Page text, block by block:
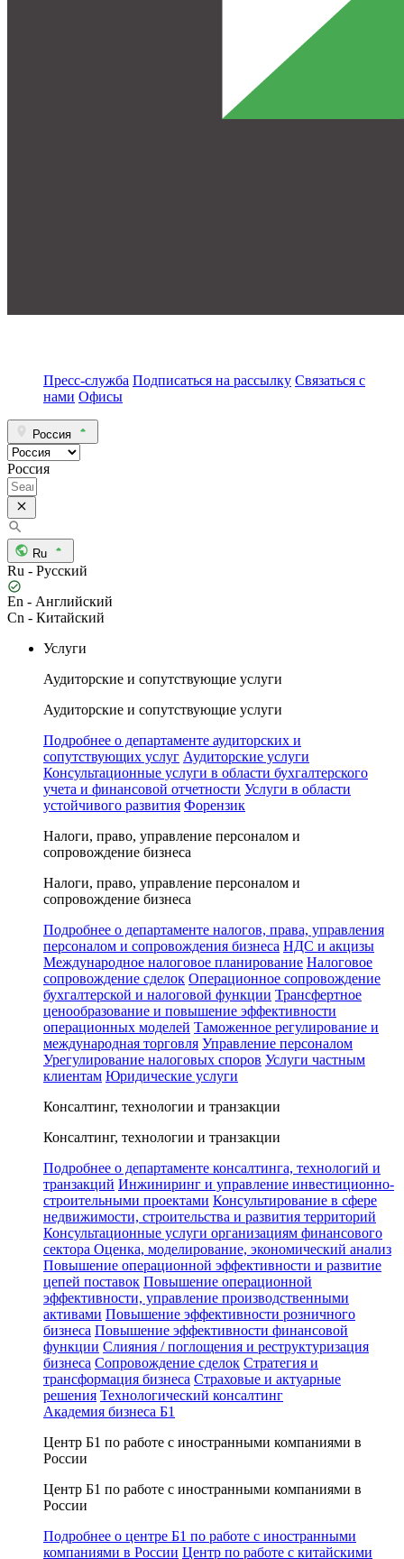
Пресс-служба Подписаться на рассылку Связаться с
нами Офисы
Россия
Россия
Ru
Ru - Русский
En - Английский
Cn - Китайский
Услуги
Аудиторские и сопутствующие услуги
Аудиторские и сопутствующие услуги
Подробнее о департаменте аудиторских и
сопутствующих услуг Аудиторские услуги
Консультационные услуги в области бухгалтерского
учета и финансовой отчетности Услуги в области
устойчивого развития Форензик
Налоги, право, управление персоналом и
сопровождение бизнеса
Налоги, право, управление персоналом и
сопровождение бизнеса
Подробнее о департаменте налогов, права, управления
персоналом и сопровождения бизнеса НДС и акцизы
Международное налоговое планирование Налоговое
сопровождение сделок Операционное сопровождение
бухгалтерской и налоговой функции Трансфертное
ценообразование и повышение эффективности
операционных моделей Таможенное регулирование и
международная торговля Управление персоналом
Урегулирование налоговых споров Услуги частным
клиентам Юридические услуги
Консалтинг, технологии и транзакции
Консалтинг, технологии и транзакции
Подробнее о департаменте консалтинга, технологий и
транзакций Инжиниринг и управление инвестиционно-
строительными проектами Консультирование в сфере
недвижимости, строительства и развития территорий
Консультационные услуги организациям финансового
сектора Оценка, моделирование, экономический анализ
Повышение операционной эффективности и развитие
цепей поставок Повышение операционной
эффективности, управление производственными
активами Повышение эффективности розничного
бизнеса Повышение эффективности финансовой
функции Слияния / поглощения и реструктуризация
бизнеса Сопровождение сделок Стратегия и
трансформация бизнеса Страховые и актуарные
решения Технологический консалтинг
Академия бизнеса Б1
Центр Б1 по работе с иностранными компаниями в
России
Центр Б1 по работе с иностранными компаниями в
России
Подробнее о центре Б1 по работе с иностранными
компаниями в России Центр по работе с китайскими